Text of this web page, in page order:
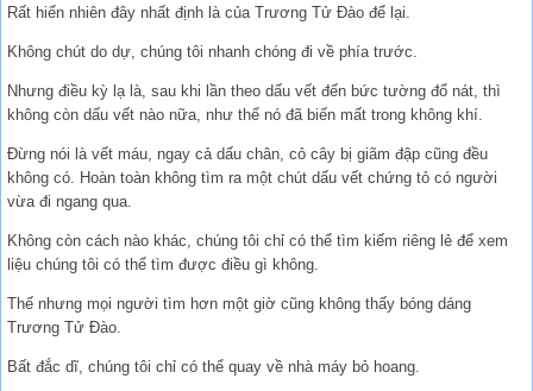
Rất hiển nhiên đây nhất định là của Trương Tử Đào để lại.
Không chút do dự, chúng tôi nhanh chóng đi về phía trước.
Nhưng điều kỳ lạ là, sau khi lần theo dấu vết đến bức tường đổ nát, thì
không còn dấu vết nào nữa, như thể nó đã biến mất trong không khí.
Đừng nói là vết máu, ngay cả dấu chân, cỏ cây bị giãm đập cũng đều
không có. Hoàn toàn không tìm ra một chút dấu vết chứng tỏ có người
vừa đi ngang qua.
Không còn cách nào khác, chúng tôi chỉ có thể tìm kiếm riêng lẻ để xem
liệu chúng tôi có thể tìm được điều gì không.
Thế nhưng mọi người tìm hơn một giờ cũng không thấy bóng dáng
Trương Tử Đào.
Bất đắc dĩ, chúng tôi chỉ có thể quay về nhà máy bỏ hoang.